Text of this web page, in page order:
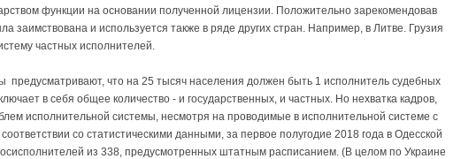
функции на основании полученной лицензии. Положительно зарекомендовав
заимствована и используется также в ряде других стран. Например, в Литве. Грузия
частных исполнителей.
предусматривают, что на 25 тысяч населения должен быть 1 исполнитель судебных
в себя общее количество - и государственных, и частных. Но нехватка кадров,
исполнительной системы, несмотря на проводимые в исполнительной системе с
со статистическими данными, за первое полугодие 2018 года в Одесской
из 338, предусмотренных штатным расписанием. (В целом по Украине